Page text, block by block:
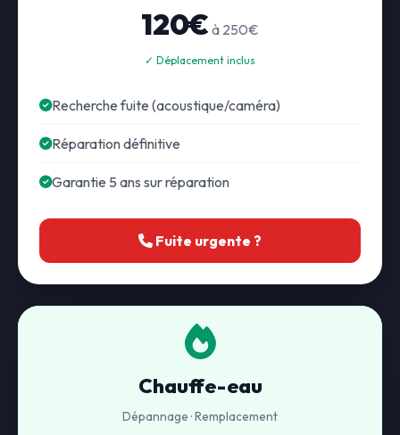
120€ à 250€
✓ Déplacement inclus
Recherche fuite (acoustique/caméra)
Réparation définitive
Garantie 5 ans sur réparation
Fuite urgente ?
Chauffe-eau
Dépannage · Remplacement